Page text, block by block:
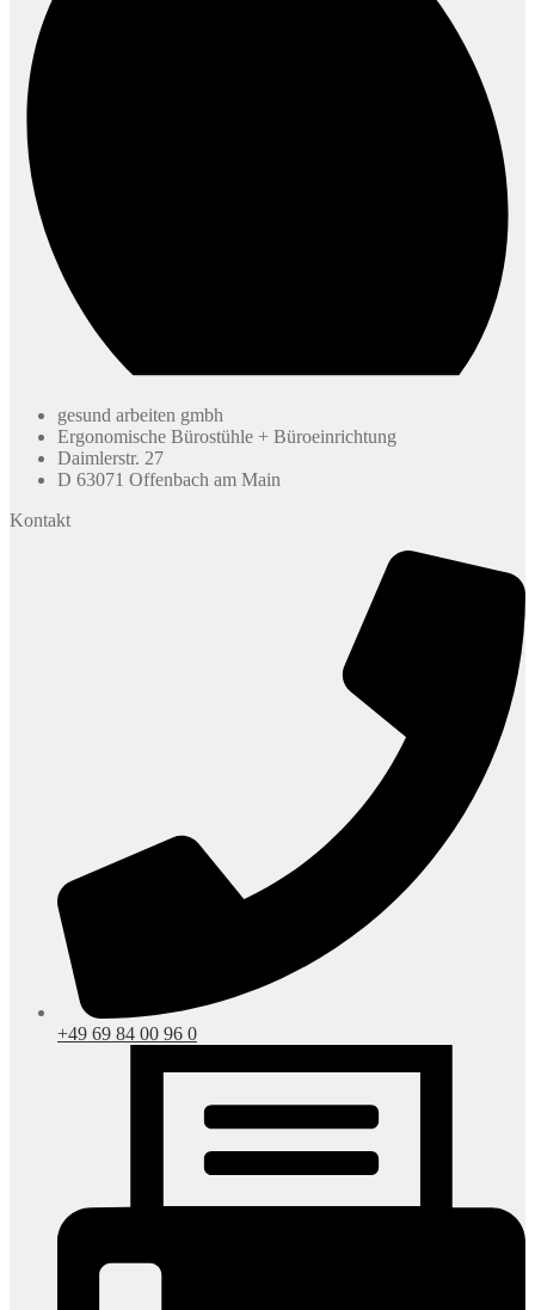
gesund arbeiten gmbh
Ergonomische Bürostühle + Büroeinrichtung
Daimlerstr. 27
D 63071 Offenbach am Main
Kontakt
+49 69 84 00 96 0